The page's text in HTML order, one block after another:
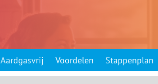
Aardgasvrij Voordelen Stappenplan